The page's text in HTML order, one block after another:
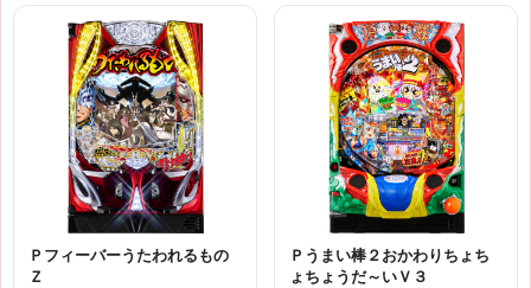
Ｐフィーバーうたわれるもの
Ｚ
Ｐうまい棒２おかわりちょち
ょちょうだ～いＶ３